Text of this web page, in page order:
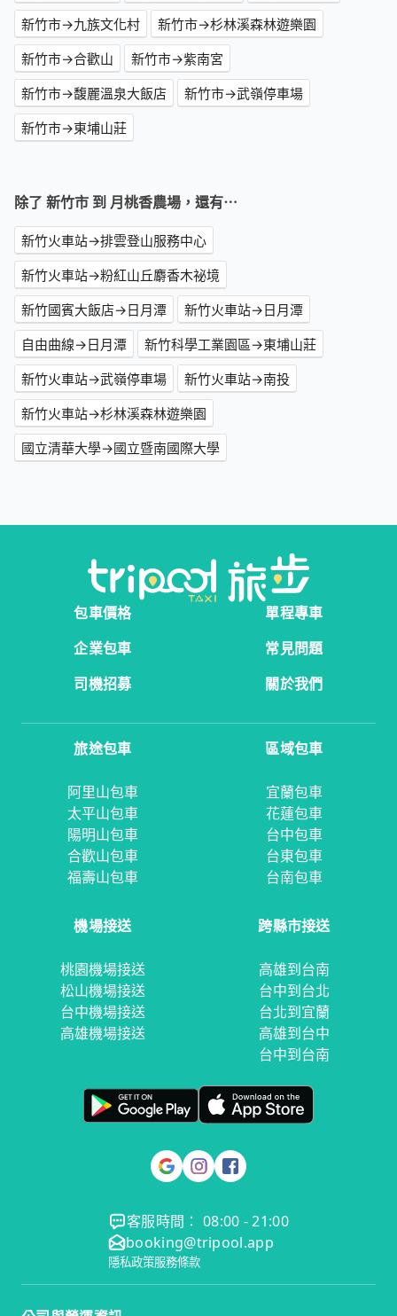
新竹市→九族文化村
新竹市→杉林溪森林遊樂園
新竹市→合歡山
新竹市→紫南宮
新竹市→馥麗溫泉大飯店
新竹市→武嶺停車場
新竹市→東埔山莊
除了 新竹市 到 月桃香農場，還有⋯
新竹火車站→排雲登山服務中心
新竹火車站→粉紅山丘麝香木祕境
新竹國賓大飯店→日月潭
新竹火車站→日月潭
自由曲線→日月潭
新竹科學工業園區→東埔山莊
新竹火車站→武嶺停車場
新竹火車站→南投
新竹火車站→杉林溪森林遊樂園
國立清華大學→國立暨南國際大學
包車價格
單程專車
企業包車
常見問題
司機招募
關於我們
旅途包車
阿里山包車
太平山包車
陽明山包車
合歡山包車
福壽山包車
區域包車
宜蘭包車
花蓮包車
台中包車
台東包車
台南包車
機場接送
桃園機場接送
松山機場接送
台中機場接送
高雄機場接送
跨縣市接送
高雄到台南
台中到台北
台北到宜蘭
高雄到台中
台中到台南
客服時間： 08:00 - 21:00
booking@tripool.app
隱私政策服務條款